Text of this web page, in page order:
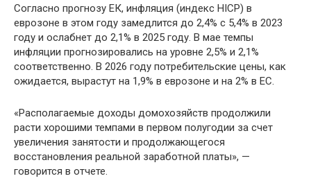
Согласно прогнозу ЕК, инфляция (индекс HICP) в
еврозоне в этом году замедлится до 2,4% с 5,4% в 2023
году и ослабнет до 2,1% в 2025 году. В мае темпы
инфляции прогнозировались на уровне 2,5% и 2,1%
соответственно. В 2026 году потребительские цены, как
ожидается, вырастут на 1,9% в еврозоне и на 2% в ЕС.
«Располагаемые доходы домохозяйств продолжили
расти хорошими темпами в первом полугодии за счет
увеличения занятости и продолжающегося
восстановления реальной заработной платы», —
говорится в отчете.